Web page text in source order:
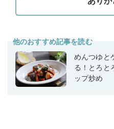
他のおすすめ記事を読む
めんつゆと
る！とろと
ップ炒め